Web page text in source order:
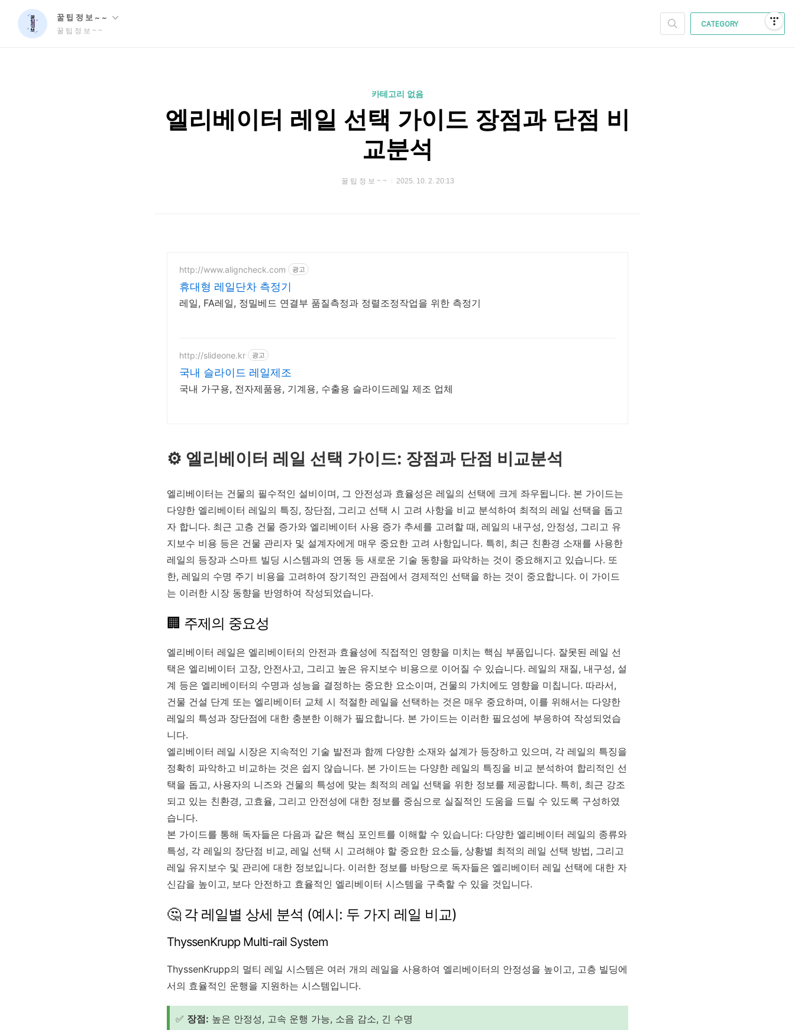
꿀 팁 정 보 ~ ~
꿀 팁 정 보 ~ ~
CATEGORY
카테고리 없음
엘리베이터 레일 선택 가이드 장점과 단점 비
교분석
꿀 팁 정 보 ~ ~ 2025. 10. 2. 20:13
http://www.aligncheck.com 광고
휴대형 레일단차 측정기
레일, FA레일, 정밀베드 연결부 품질측정과 정렬조정작업을 위한 측정기
http://slideone.kr 광고
국내 슬라이드 레일제조
국내 가구용, 전자제품용, 기계용, 수출용 슬라이드레일 제조 업체
⚙️ 엘리베이터 레일 선택 가이드: 장점과 단점 비교분석
엘리베이터는 건물의 필수적인 설비이며, 그 안전성과 효율성은 레일의 선택에 크게 좌우됩니다. 본 가이드는
다양한 엘리베이터 레일의 특징, 장단점, 그리고 선택 시 고려 사항을 비교 분석하여 최적의 레일 선택을 돕고
자 합니다. 최근 고층 건물 증가와 엘리베이터 사용 증가 추세를 고려할 때, 레일의 내구성, 안정성, 그리고 유
지보수 비용 등은 건물 관리자 및 설계자에게 매우 중요한 고려 사항입니다. 특히, 최근 친환경 소재를 사용한
레일의 등장과 스마트 빌딩 시스템과의 연동 등 새로운 기술 동향을 파악하는 것이 중요해지고 있습니다. 또
한, 레일의 수명 주기 비용을 고려하여 장기적인 관점에서 경제적인 선택을 하는 것이 중요합니다. 이 가이드
는 이러한 시장 동향을 반영하여 작성되었습니다.
🏢 주제의 중요성
엘리베이터 레일은 엘리베이터의 안전과 효율성에 직접적인 영향을 미치는 핵심 부품입니다. 잘못된 레일 선
택은 엘리베이터 고장, 안전사고, 그리고 높은 유지보수 비용으로 이어질 수 있습니다. 레일의 재질, 내구성, 설
계 등은 엘리베이터의 수명과 성능을 결정하는 중요한 요소이며, 건물의 가치에도 영향을 미칩니다. 따라서,
건물 건설 단계 또는 엘리베이터 교체 시 적절한 레일을 선택하는 것은 매우 중요하며, 이를 위해서는 다양한
레일의 특성과 장단점에 대한 충분한 이해가 필요합니다. 본 가이드는 이러한 필요성에 부응하여 작성되었습
니다.
엘리베이터 레일 시장은 지속적인 기술 발전과 함께 다양한 소재와 설계가 등장하고 있으며, 각 레일의 특징을
정확히 파악하고 비교하는 것은 쉽지 않습니다. 본 가이드는 다양한 레일의 특징을 비교 분석하여 합리적인 선
택을 돕고, 사용자의 니즈와 건물의 특성에 맞는 최적의 레일 선택을 위한 정보를 제공합니다. 특히, 최근 강조
되고 있는 친환경, 고효율, 그리고 안전성에 대한 정보를 중심으로 실질적인 도움을 드릴 수 있도록 구성하였
습니다.
본 가이드를 통해 독자들은 다음과 같은 핵심 포인트를 이해할 수 있습니다: 다양한 엘리베이터 레일의 종류와
특성, 각 레일의 장단점 비교, 레일 선택 시 고려해야 할 중요한 요소들, 상황별 최적의 레일 선택 방법, 그리고
레일 유지보수 및 관리에 대한 정보입니다. 이러한 정보를 바탕으로 독자들은 엘리베이터 레일 선택에 대한 자
신감을 높이고, 보다 안전하고 효율적인 엘리베이터 시스템을 구축할 수 있을 것입니다.
🤔 각 레일별 상세 분석 (예시: 두 가지 레일 비교)
ThyssenKrupp Multi-rail System
ThyssenKrupp의 멀티 레일 시스템은 여러 개의 레일을 사용하여 엘리베이터의 안정성을 높이고, 고층 빌딩에
서의 효율적인 운행을 지원하는 시스템입니다.
✅ 장점: 높은 안정성, 고속 운행 가능, 소음 감소, 긴 수명